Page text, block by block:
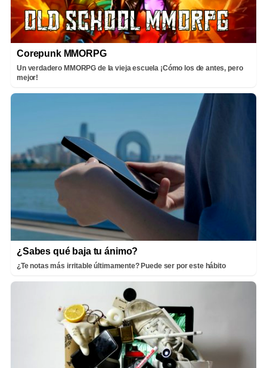
Corepunk MMORPG
Un verdadero MMORPG de la vieja escuela ¡Cómo los de antes, pero
mejor!
¿Sabes qué baja tu ánimo?
¿Te notas más irritable últimamente? Puede ser por este hábito